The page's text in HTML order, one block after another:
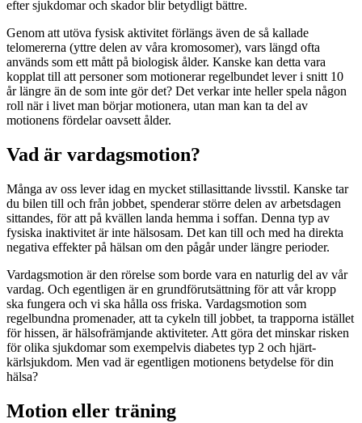
efter sjukdomar och skador blir betydligt bättre.
Genom att utöva fysisk aktivitet förlängs även de så kallade
telomererna (yttre delen av våra kromosomer), vars längd ofta
används som ett mått på biologisk ålder. Kanske kan detta vara
kopplat till att personer som motionerar regelbundet lever i snitt 10
år längre än de som inte gör det? Det verkar inte heller spela någon
roll när i livet man börjar motionera, utan man kan ta del av
motionens fördelar oavsett ålder.
Vad är vardagsmotion?
Många av oss lever idag en mycket stillasittande livsstil. Kanske tar
du bilen till och från jobbet, spenderar större delen av arbetsdagen
sittandes, för att på kvällen landa hemma i soffan. Denna typ av
fysiska inaktivitet är inte hälsosam. Det kan till och med ha direkta
negativa effekter på hälsan om den pågår under längre perioder.
Vardagsmotion är den rörelse som borde vara en naturlig del av vår
vardag. Och egentligen är en grundförutsättning för att vår kropp
ska fungera och vi ska hålla oss friska. Vardagsmotion som
regelbundna promenader, att ta cykeln till jobbet, ta trapporna istället
för hissen, är hälsofrämjande aktiviteter. Att göra det minskar risken
för olika sjukdomar som exempelvis diabetes typ 2 och hjärt-
kärlsjukdom. Men vad är egentligen motionens betydelse för din
hälsa?
Motion eller träning